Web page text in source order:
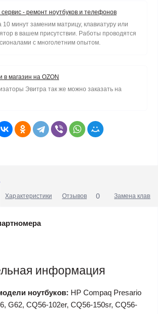
- ремонт ноутбуков и телефонов
10 минут заменим матрицу, клавиатуру или
в вашем присутствии. Работы проводятся
с многолетним опытом.
в магазин на OZON
Эвитра так же можно заказать на
Характеристики Отзывов 0 Замена
информация
ноутбуков: HP Compaq Presario
G62, CQ56-102er, CQ56-150sr, CQ56-